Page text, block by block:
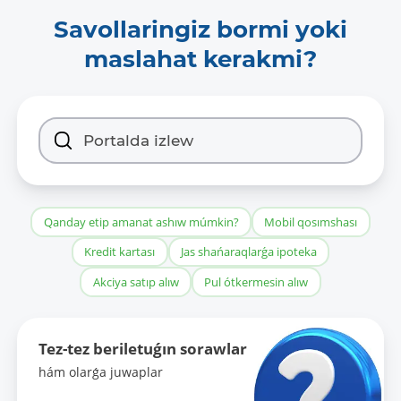
https://mkbank.uz/upload/iblock/
Bankomat-_829_.xlsx
https://mkbank.uz/upload/iblock/
Bankomat-_829_.xlsx
-
Maǵlıwmatlar toplamınıń birinshi
qosılǵan sánesi:
Sońǵı ózgertilgen sáne:
Savollaringiz bormi yoki
maslahat kerakmi?
Qanday etip amanat ashıw múmkin?
Mobil qosımshası
Kredit kartası
Jas shańaraqlarǵa ipoteka
Akciya satıp alıw
Pul ótkermesin alıw
Tez-tez beriletuǵın sorawlar
hám olarǵa juwaplar